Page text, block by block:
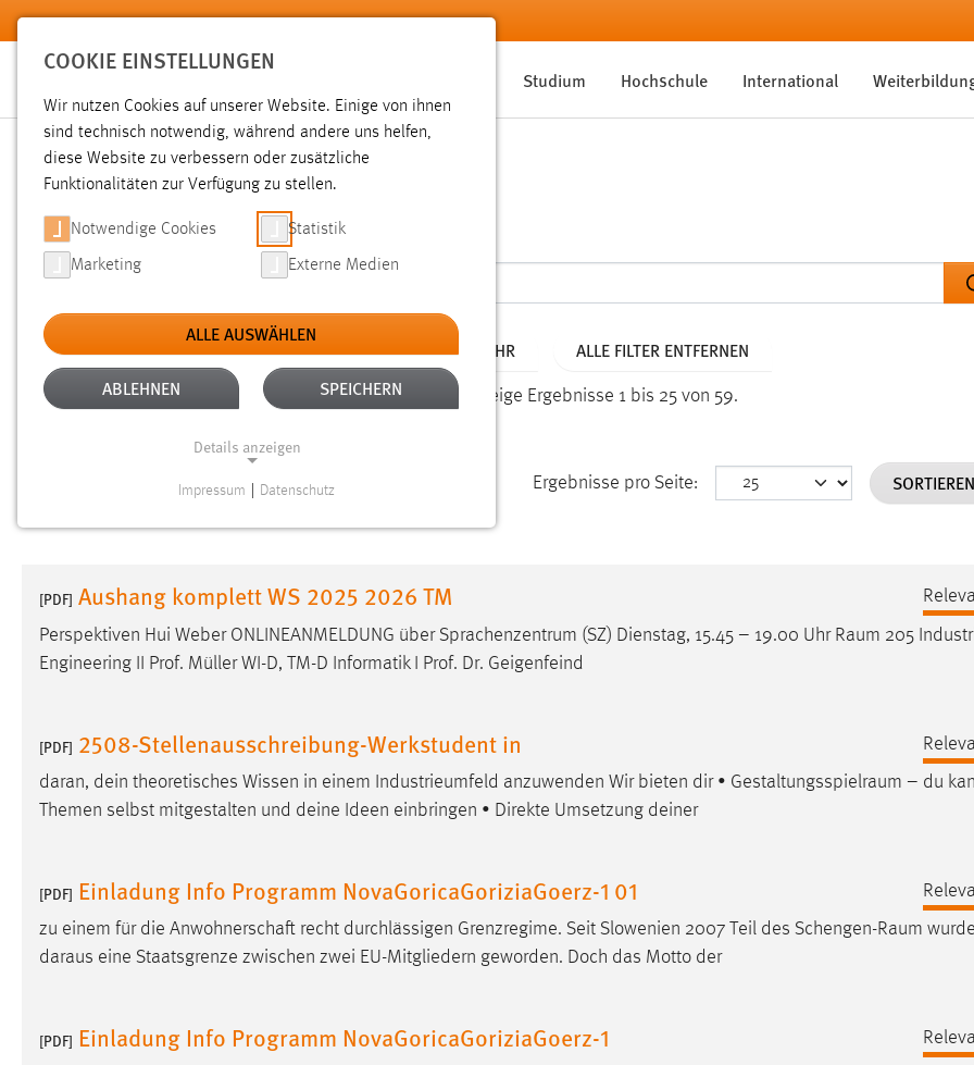
Zum Hauptinhalt springen
Studium Hochschule International
SUCHE
Aktive Filter: TYP: DATEIEN ALTER: 6 MONATE BIS 1 JAHR ALLE FILTER ENTFERNEN
Gesucht nach "raum". Es wurden 59 Ergebnisse gefunden. Zeige Ergebnisse 1 bis 25 von 59.
Ergebnisse pro Seite:
[PDF] Aushang komplett WS 2025 2026 TM
Perspektiven Hui Weber ONLINEANMELDUNG über Sprachenzentrum (SZ) Dienstag, 15.45 – 19.00 Uhr Raum 205
Engineering II Prof. Müller WI-D, TM-D Informatik I Prof. Dr. Geigenfeind
[PDF] 2508-Stellenausschreibung-Werkstudent in
daran, dein theoretisches Wissen in einem Industrieumfeld anzuwenden Wir bieten dir • Gestaltungsspielraum – du
Themen selbst mitgestalten und deine Ideen einbringen • Direkte Umsetzung deiner
[PDF] Einladung Info Programm NovaGoricaGoriziaGoerz-1 01
zu einem für die Anwohnerschaft recht durchlässigen Grenzregime. Seit Slowenien 2007 Teil des Schengen-Raum
daraus eine Staatsgrenze zwischen zwei EU-Mitgliedern geworden. Doch das Motto der
[PDF] Einladung Info Programm NovaGoricaGoriziaGoerz-1
COOKIE EINSTELLUNGEN
Wir nutzen Cookies auf unserer Website. Einige von ihnen
sind technisch notwendig, während andere uns helfen,
diese Website zu verbessern oder zusätzliche
Funktionalitäten zur Verfügung zu stellen.
Notwendige Cookies Statistik
Marketing Externe Medien
ALLE AUSWÄHLEN
ABLEHNEN SPEICHERN
Details anzeigen
Website erforderlich.
Einverständnis
Zweck:
Dieser Cookie speichert die
ausgewählten Einverständnis-Optionen
des Benutzers
Cookie Laufzeit: 1 Jahr
Performance
Name: staticfilecache
Zweck:
Für performante Seitenauslieferung wird
Impressum Datenschutz